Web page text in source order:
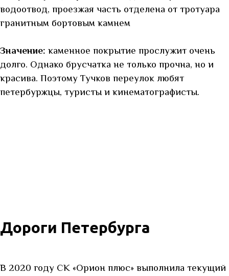
водоотвод, проезжая часть отделена от тротуара
гранитным бортовым камнем
Значение: каменное покрытие прослужит очень
долго. Однако брусчатка не только прочна, но и
красива. Поэтому Тучков переулок любят
петербуржцы, туристы и кинематографисты.
Дороги Петербурга
В 2020 году СК «Орион плюс» выполнила текущий